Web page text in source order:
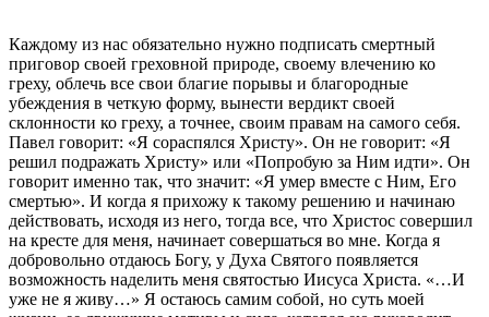
Каждому из нас обязательно нужно подписать смертный
приговор своей греховной природе, своему влечению ко
греху, облечь все свои благие порывы и благородные
убеждения в четкую форму, вынести вердикт своей
склонности ко греху, а точнее, своим правам на самого себя.
Павел говорит: «Я сораспялся Христу». Он не говорит: «Я
решил подражать Христу» или «Попробую за Ним идти». Он
говорит именно так, что значит: «Я умер вместе с Ним, Его
смертью». И когда я прихожу к такому решению и начинаю
действовать, исходя из него, тогда все, что Христос совершил
на кресте для меня, начинает совершаться во мне. Когда я
добровольно отдаюсь Богу, у Духа Святого появляется
возможность наделить меня святостью Иисуса Христа. «…И
уже не я живу…» Я остаюсь самим собой, но суть моей